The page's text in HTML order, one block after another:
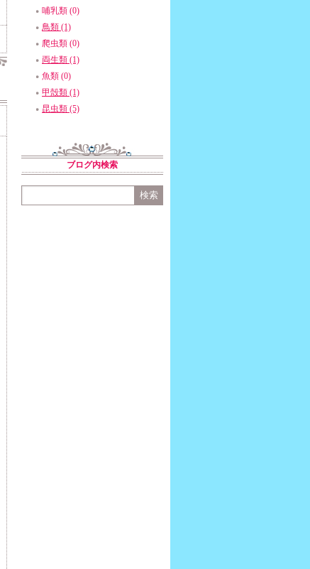
哺乳類 (0)
鳥類 (1)
爬虫類 (0)
両生類 (1)
魚類 (0)
甲殻類 (1)
昆虫類 (5)
ブログ内検索